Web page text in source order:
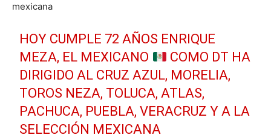
mexicana
HOY CUMPLE 72 AÑOS ENRIQUE
MEZA, EL MEXICANO
COMO DT HA
DIRIGIDO AL CRUZ AZUL, MORELIA,
TOROS NEZA, TOLUCA, ATLAS,
PACHUCA, PUEBLA, VERACRUZ Y A LA
SELECCIÓN MEXICANA